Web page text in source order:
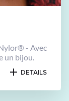
- Avec
un bijou.
DETAILS